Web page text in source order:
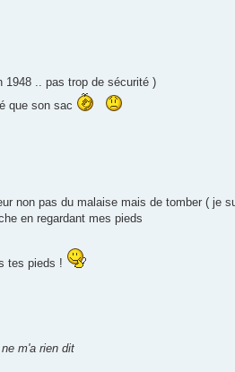
1948 .. pas trop de sécurité )
que son sac
non pas du malaise mais de tomber ( je
en regardant mes pieds
tes pieds !
m'a rien dit